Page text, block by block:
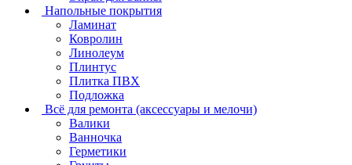
Напольные покрытия
Ламинат
Ковролин
Линолеум
Плинтус
Плитка ПВХ
Подложка
Всё для ремонта (аксессуары и мелочи)
Валики
Ванночка
Герметики